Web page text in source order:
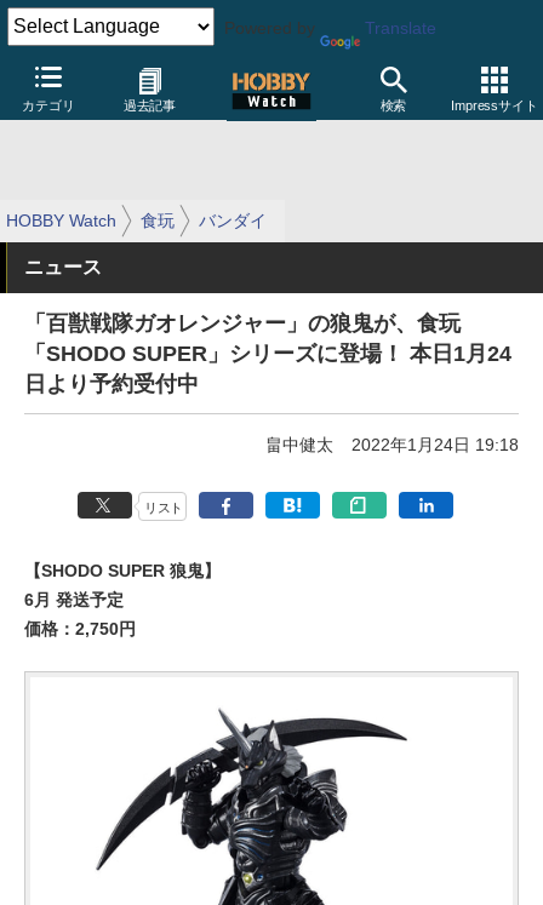
Powered by Translate
カテゴリ 過去記事 検索 Impressサイト
HOBBY Watch 食玩 バンダイ
ニュース
「百獣戦隊ガオレンジャー」の狼鬼が、食玩
「SHODO SUPER」シリーズに登場！ 本日1月24
日より予約受付中
畠中健太 2022年1月24日 19:18
リスト
【SHODO SUPER 狼鬼】
6月 発送予定
価格：2,750円